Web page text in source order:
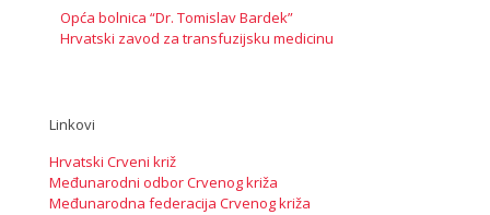
Opća bolnica “Dr. Tomislav Bardek”
Hrvatski zavod za transfuzijsku medicinu
Linkovi
Hrvatski Crveni križ
Međunarodni odbor Crvenog križa
Međunarodna federacija Crvenog križa